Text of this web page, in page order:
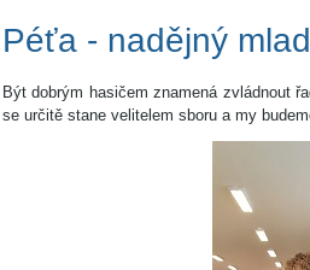
Péťa - nadějný
Být dobrým hasičem znamená zvládnout
se určitě stane velitelem sboru a my